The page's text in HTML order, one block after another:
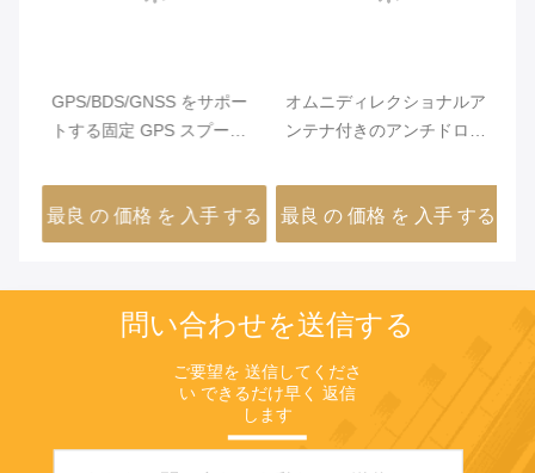
GPS/BDS/GNSS をサポー
トする固定 GPS スプーフ
最良 の 価格 を 入手 する
オムニディレクショナルア
ンテナ付きのアンチドロー
最良 の 価格 を 入手 する
問い合わせを送信する
ご要望を 送信してくださ
い できるだけ早く 返信
します